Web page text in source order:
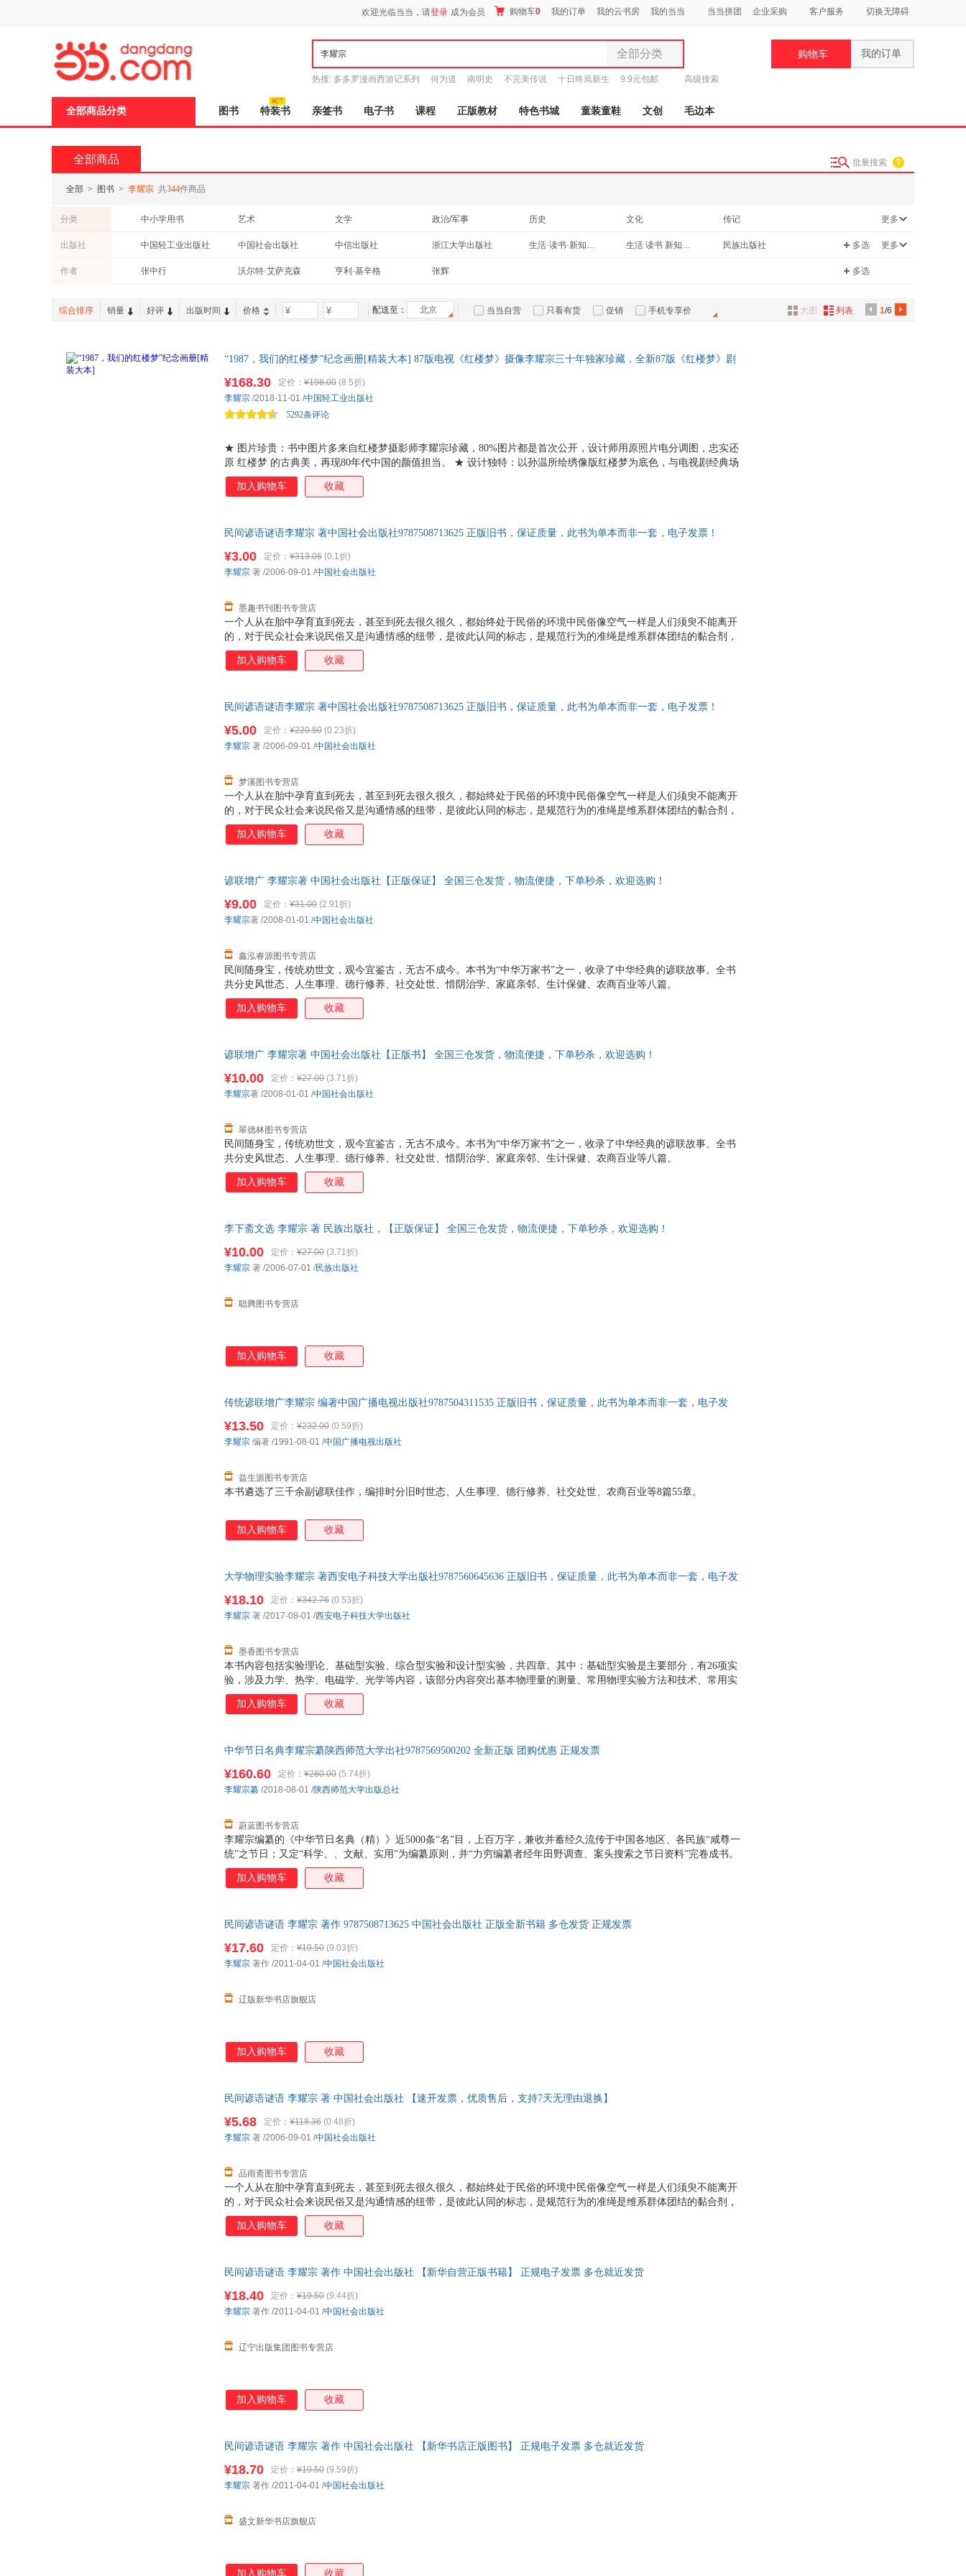
欢迎光临当当，请登录 成为会员 购物车0 我的订单 我的云书房 我的当当 当当拼团 企业采购 客户服务 切换无障碍
全部分类
全部分类
图书
电子书
玩具
童装童鞋
鞋
手表饰品
电脑办公
热搜: 多多罗漫画西游记系列 何为道 南明史 不完美传说 十日终焉新生 9.9元包邮 高级搜索
购物车 我的订单
全部商品分类 图书 特装书 亲签书 电子书 课程 正版教材 特色书城 童装童鞋 文创 毛边本
全部商品 批量搜索
全部 > 图书 > 李耀宗 共344件商品
分类 中小学用书 艺术 文学 政治/军事 历史 文化
传记
经济
社会科学 教材 考试 青春文学 法律
中小学教科书
更多
出版社 中国轻工业出版社 中国社会出版社 中信出版社 浙江大学出版社 生活·读书·新知三联书店 生活 读书 新知三联书店
民族出版社
西安电子科技大学出版社 黑龙江人民出版社
多选 更多
作者 张中行 沃尔特·艾萨克森 亨利·基辛格 张辉 多选
综合排序 销量 好评 出版时间 价格 - 配送至： 北京 当当自营 只看有货 促销 手机专享价 1/6
大图 列表
“1987，我们的红楼梦”纪念画册[精装大本] 87版电视《红楼梦》摄像李耀宗三十年独家珍藏，全新87版《红楼梦》剧
★ 图片珍贵：书中图片多来自红楼梦摄影师李耀宗珍藏，80%图片都是首次公开，设计师用原照片电分调图，忠实还
原 红楼梦 的古典美，再现80年代中国的颜值担当。 ★ 设计独特：以孙温所绘绣像版红楼梦为底色，与电视剧经典场
景一一对应，古画今景交相辉映，独具收藏价值 ★ 内容全面：涵盖几乎所有演员，主演、群钗、少爷、丫鬟、婆
子、小厮、门客，透过剧照，重温经典。 ★ 全彩印刷，硬壳精装，典雅大方，更合珍藏。
¥168.30 定价： ¥198.00 (8.5折)
5292条评论
李耀宗 /2018-11-01 /中国轻工业出版社
加入购物车 收藏
民间谚语谜语李耀宗 著中国社会出版社9787508713625 正版旧书，保证质量，此书为单本而非一套，电子发票！
一个人从在胎中孕育直到死去，甚至到死去很久很久，都始终处于民俗的环境中民俗像空气一样是人们须臾不能离开
的，对于民众社会来说民俗又是沟通情感的纽带，是彼此认同的标志，是规范行为的准绳是维系群体团结的黏合剂，
是世世代代锤炼和传承的文化传统。 这本话说谚语和谜语的小书，是一本文化普及读物，适合中等以至初等文化程度
的读者，尤其是广大农民读者之需。《民间谚语谜语》力求深入浅出，“理论体系”删繁就简，说理表述从俗就习，生
选、陈列语例时，力求科学性、全面性、代表性，让读者能通过极为
¥3.00 定价： ¥313.06 (0.1折)
墨趣书刊图书专营店
李耀宗 著 /2006-09-01 /中国社会出版社
加入购物车 收藏
民间谚语谜语李耀宗 著中国社会出版社9787508713625 正版旧书，保证质量，此书为单本而非一套，电子发票！
一个人从在胎中孕育直到死去，甚至到死去很久很久，都始终处于民俗的环境中民俗像空气一样是人们须臾不能离开
的，对于民众社会来说民俗又是沟通情感的纽带，是彼此认同的标志，是规范行为的准绳是维系群体团结的黏合剂，
是世世代代锤炼和传承的文化传统。 这本话说谚语和谜语的小书，是一本文化普及读物，适合中等以至初等文化程度
的读者，尤其是广大农民读者之需。《民间谚语谜语》力求深入浅出，“理论体系”删繁就简，说理表述从俗就习，生
选、陈列语例时，力求科学性、全面性、代表性，让读者能通过极为
¥5.00 定价： ¥220.50 (0.23折)
梦溪图书专营店
李耀宗 著 /2006-09-01 /中国社会出版社
加入购物车 收藏
谚联增广 李耀宗著 中国社会出版社【正版保证】 全国三仓发货，物流便捷，下单秒杀，欢迎选购！
民间随身宝，传统劝世文，观今宜鉴古，无古不成今。本书为“中华万家书”之一，收录了中华经典的谚联故事。全书
共分史风世态、人生事理、德行修养、社交处世、惜阴治学、家庭亲邻、生计保健、农商百业等八篇。
¥9.00 定价： ¥31.00 (2.91折)
鑫泓睿源图书专营店
李耀宗著 /2008-01-01 /中国社会出版社
加入购物车 收藏
谚联增广 李耀宗著 中国社会出版社【正版书】 全国三仓发货，物流便捷，下单秒杀，欢迎选购！
民间随身宝，传统劝世文，观今宜鉴古，无古不成今。本书为“中华万家书”之一，收录了中华经典的谚联故事。全书
共分史风世态、人生事理、德行修养、社交处世、惜阴治学、家庭亲邻、生计保健、农商百业等八篇。
¥10.00 定价： ¥27.00 (3.71折)
翠德林图书专营店
李耀宗著 /2008-01-01 /中国社会出版社
加入购物车 收藏
李下斋文选 李耀宗 著 民族出版社，【正版保证】 全国三仓发货，物流便捷，下单秒杀，欢迎选购！
¥10.00 定价： ¥27.00 (3.71折)
聪腾图书专营店
李耀宗 著 /2006-07-01 /民族出版社
加入购物车 收藏
传统谚联增广李耀宗 编著中国广播电视出版社9787504311535 正版旧书，保证质量，此书为单本而非一套，电子发
本书遴选了三千余副谚联佳作，编排时分旧时世态、人生事理、德行修养、社交处世、农商百业等8篇55章。
¥13.50 定价： ¥232.00 (0.59折)
益生源图书专营店
李耀宗 编著 /1991-08-01 /中国广播电视出版社
加入购物车 收藏
大学物理实验李耀宗 著西安电子科技大学出版社9787560645636 正版旧书，保证质量，此书为单本而非一套，电子发
本书内容包括实验理论、基础型实验、综合型实验和设计型实验，共四章。其中：基础型实验是主要部分，有26项实
验，涉及力学、热学、电磁学、光学等内容，该部分内容突出基本物理量的测量、常用物理实验方法和技术、常用实
验仪器使用的训练；综合型实验有7项，这些实验项目一般涉及的知识面较宽，实验原理较复杂，且对实验数据处理
的要求较高；设计型实验介绍了一些设计型实验的基本技能与要求，给出了两例设计型实验案例，同时提供了16项选
¥18.10 定价： ¥342.76 (0.53折)
墨香图书专营店
李耀宗 著 /2017-08-01 /西安电子科技大学出版社
加入购物车 收藏
中华节日名典李耀宗纂陕西师范大学出社9787569500202 全新正版 团购优惠 正规发票
李耀宗编纂的《中华节日名典（精）》近5000条“名”目，上百万字，兼收并蓄经久流传于中国各地区、各民族“咸尊一
统”之节日；又定“科学、、文献、实用”为编纂原则，并“力穷编纂者经年田野调查、案头搜索之节日资料”完卷成书。
再看条目的设定和释文，文献、文本与田野兼顾，穷搜细研，充分体现出编纂者的时空观念与治学精神。从各地区、
各民族的视角，博览中国节日文化，产生另一番感受。在目前众多的节日文化研究著作中，从节日志的角度讲，《中
¥160.60 定价： ¥280.00 (5.74折)
蔚蓝图书专营店
李耀宗纂 /2018-08-01 /陕西师范大学出版总社
加入购物车 收藏
民间谚语谜语 李耀宗 著作 9787508713625 中国社会出版社 正版全新书籍 多仓发货 正规发票
¥17.60 定价： ¥19.50 (9.03折)
辽版新华书店旗舰店
李耀宗 著作 /2011-04-01 /中国社会出版社
加入购物车 收藏
民间谚语谜语 李耀宗 著 中国社会出版社 【速开发票，优质售后，支持7天无理由退换】
一个人从在胎中孕育直到死去，甚至到死去很久很久，都始终处于民俗的环境中民俗像空气一样是人们须臾不能离开
的，对于民众社会来说民俗又是沟通情感的纽带，是彼此认同的标志，是规范行为的准绳是维系群体团结的黏合剂，
是世世代代锤炼和传承的文化传统。 这本话说谚语和谜语的小书，是一本文化普及读物，适合中等以至初等文化程度
的读者，尤其是广大农民读者之需。《民间谚语谜语》力求深入浅出，“理论体系”删繁就简，说理表述从俗就习，生
选、陈列语例时，力求科学性、全面性、代表性，让读者能通过极为
¥5.68 定价： ¥118.36 (0.48折)
品雨斋图书专营店
李耀宗 著 /2006-09-01 /中国社会出版社
加入购物车 收藏
民间谚语谜语 李耀宗 著作 中国社会出版社 【新华自营正版书籍】 正规电子发票 多仓就近发货
¥18.40 定价： ¥19.50 (9.44折)
辽宁出版集团图书专营店
李耀宗 著作 /2011-04-01 /中国社会出版社
加入购物车 收藏
民间谚语谜语 李耀宗 著作 中国社会出版社 【新华书店正版图书】 正规电子发票 多仓就近发货
¥18.70 定价： ¥19.50 (9.59折)
盛文新华书店旗舰店
李耀宗 著作 /2011-04-01 /中国社会出版社
加入购物车 收藏
页